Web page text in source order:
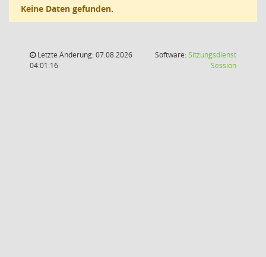
Keine Daten gefunden.
Letzte Änderung: 07.08.2026
04:01:16
Software:Sitzungsdienst
Session(Wird in